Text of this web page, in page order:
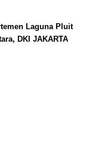
Laguna Pluit
DKI JAKARTA